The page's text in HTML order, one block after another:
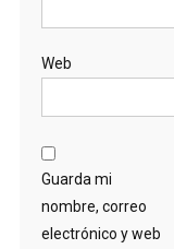
Web
Guarda mi
nombre, correo
electrónico y web